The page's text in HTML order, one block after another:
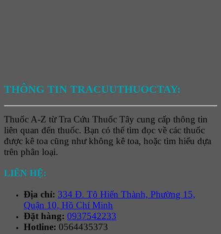
THÔNG TIN TRACUUTHUOCTAY:
Thuốc A-Z từ Tra Cứu Thuốc Tây cung cấp thông tin
liên quan đến thuốc. Bạn có thể tìm đọc về các thuốc
được kê toa cũng như không kê toa, hoặc tìm hiểu dựa
trên phân loại.
LIÊN HỆ:
Địa chỉ: 334 Đ. Tô Hiến Thành, Phường 15,
Quận 10, Hồ Chí Minh
Đặt hàng: 0937542233
Hotline: 0564435373